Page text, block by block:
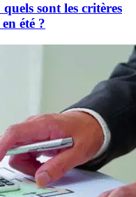
sont les critères
été ?